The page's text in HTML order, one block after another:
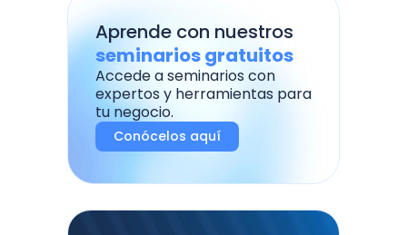
Aprende con nuestros
seminarios gratuitos
Accede a seminarios con
expertos y herramientas para
tu negocio.
Conócelos aquí